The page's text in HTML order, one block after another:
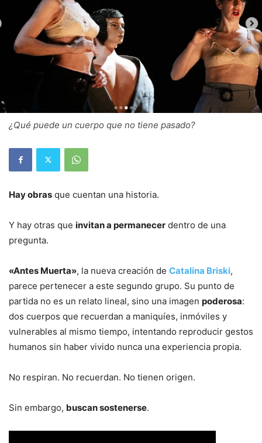
¿Qué puede un cuerpo que no tiene pasado?
Hay obras que cuentan una historia.
Y hay otras que invitan a permanecer dentro de una
pregunta.
«Antes Muerta», la nueva creación de Catalina Briski,
parece pertenecer a este segundo grupo. Su punto de
partida no es un relato lineal, sino una imagen poderosa:
dos cuerpos que recuerdan a maniquíes, inmóviles y
vulnerables al mismo tiempo, intentando reproducir gestos
humanos sin haber vivido nunca una experiencia propia.
No respiran. No recuerdan. No tienen origen.
Sin embargo, buscan sostenerse.